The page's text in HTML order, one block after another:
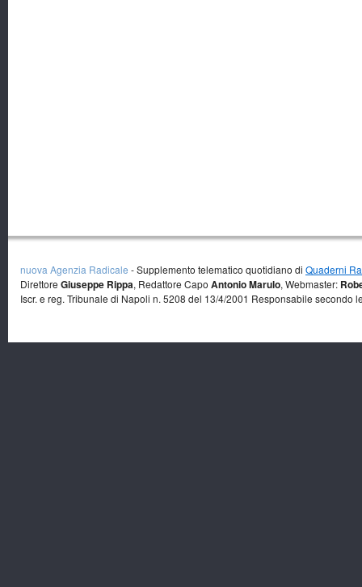
nuova Agenzia Radicale - Supplemento telematico quotidiano di Quaderni
Direttore Giuseppe Rippa, Redattore Capo Antonio Marulo, Webmaster:
Iscr. e reg. Tribunale di Napoli n. 5208 del 13/4/2001 Responsabile secondo